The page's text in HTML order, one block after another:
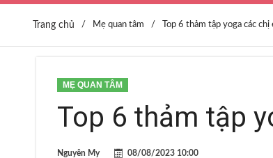
Trang chủ / Mẹ quan tâm / Top 6 thảm tập yoga các
MẸ QUAN TÂM
Top 6 thảm tập
Nguyên My 08/08/2023 10:00